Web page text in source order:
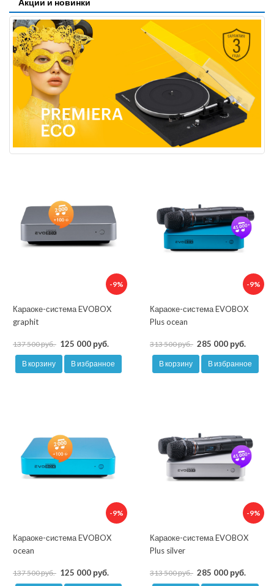
Акции и новинки
-9%
Караоке-система EVOBOX
graphit
137 500 руб. 125 000 руб.
В корзину В избранное
-9%
Караоке-система EVOBOX
Plus ocean
313 500 руб. 285 000 руб.
В корзину В избранное
-9%
Караоке-система EVOBOX
ocean
137 500 руб. 125 000 руб.
-9%
Караоке-система EVOBOX
Plus silver
313 500 руб. 285 000 руб.